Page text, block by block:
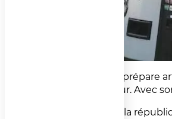
Sébastien prépare
distributeur. Avec
210 rue de la